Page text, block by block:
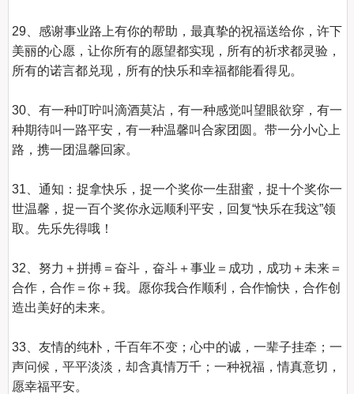
29、感谢事业路上有你的帮助，最真挚的祝福送给你，许下
美丽的心愿，让你所有的愿望都实现，所有的祈求都灵验，
所有的诺言都兑现，所有的快乐和幸福都能看得见。
30、有一种叮咛叫滴酒莫沾，有一种感觉叫望眼欲穿，有一
种期待叫一路平安，有一种温馨叫合家团圆。带一分小心上
路，携一团温馨回家。
31、通知：捉拿快乐，捉一个奖你一生甜蜜，捉十个奖你一
世温馨，捉一百个奖你永远顺利平安，回复“快乐在我这”领
取。先乐先得哦！
32、努力＋拼搏＝奋斗，奋斗＋事业＝成功，成功＋未来＝
合作，合作＝你＋我。愿你我合作顺利，合作愉快，合作创
造出美好的未来。
33、友情的纯朴，千百年不变；心中的诚，一辈子挂牵；一
声问候，平平淡淡，却含真情万千；一种祝福，情真意切，
愿幸福平安。